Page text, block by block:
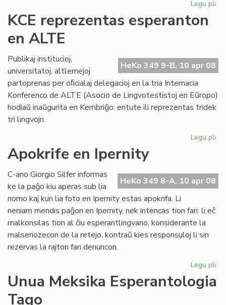
Legu pli
KCE reprezentas esperanton
en ALTE
HeKo 349 9-B, 10 apr 08
Publikaj institucioj,
universitatoj, altlernejoj
partoprenas per oﬁcialaj delegacioj en la tria Internacia
Konferenco de ALTE (Asocio de Lingvotestistoj en Eŭropo)
hodiaŭ inaŭgurita en Kembriĝo: entute ili reprezentas tridek
tri lingvojn.
Legu pli
Apokrife en Ipernity
HeKo 349 8-A, 10 apr 08
C-ano Giorgio Silfer informas
ke la paĝo kiu aperas sub lia
nomo kaj kun lia foto en Ipernity estas apokrifa. Li
neniam mendis paĝon en Ipernity, nek intencas tion fari: li eĉ
malkonsilas tion al ĉiu esperantlingvano, konsiderante la
malseriozecon de la retejo, kontraŭ kies responsuloj li sin
rezervas la rajton fari denuncon.
Legu pli
Unua Meksika Esperantologia
Tago